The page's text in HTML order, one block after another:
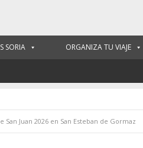
SORIA ORGANIZA TU VIAJE
San Juan 2026 en San Esteban de Gormaz